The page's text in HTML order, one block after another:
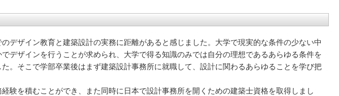
デザイン教育と建築設計の実務に距離があると感じました。大学で現実的な条件の少ない中
デザインを行うことが求められ、大学で得る知識のみでは自分の理想であるあらゆる条件を
。そこで学部卒業後はまず建築設計事務所に就職して、設計に関わるあらゆることを学び把
験を積むことができ、また同時に日本で設計事務所を開くための建築士資格を取得しまし